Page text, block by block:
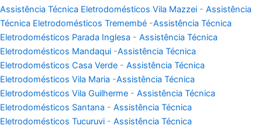
Assistência Técnica Eletrodomésticos Vila Mazzei - Assistência
Técnica Eletrodomésticos Tremembé -Assistência Técnica
Eletrodomésticos Parada Inglesa - Assistência Técnica
Eletrodomésticos Mandaqui -Assistência Técnica
Eletrodomésticos Casa Verde - Assistência Técnica
Eletrodomésticos Vila Maria -Assistência Técnica
Eletrodomésticos Vila Guilherme - Assistência Técnica
Eletrodomésticos Santana - Assistência Técnica
Eletrodomésticos Tucuruvi - Assistência Técnica